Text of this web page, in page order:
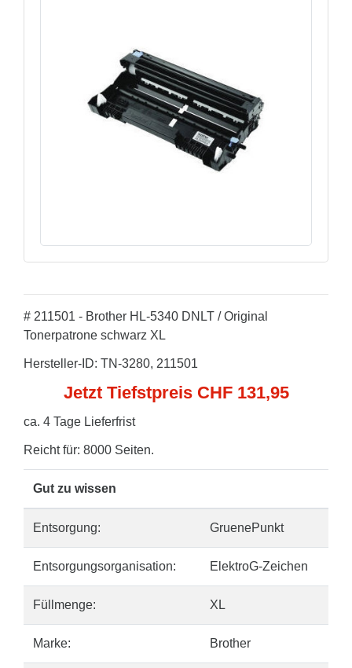
# 211501 - Brother HL-5340 DNLT / Original
Tonerpatrone schwarz XL
Hersteller-ID: TN-3280, 211501
Jetzt Tiefstpreis CHF 131,95
ca. 4 Tage Lieferfrist
Reicht für: 8000 Seiten.
Gut zu wissen
Entsorgung: GruenePunkt
Entsorgungsorganisation: ElektroG-Zeichen
Füllmenge: XL
Marke: Brother